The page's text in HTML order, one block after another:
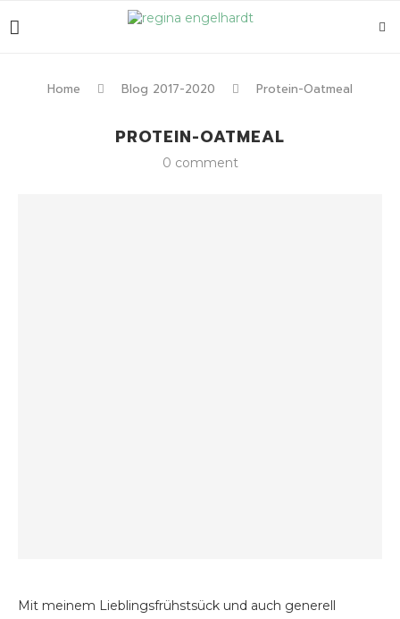
Home Blog 2017-2020 Protein-Oatmeal
PROTEIN-OATMEAL
0 comment
Mit meinem Lieblingsfrühstsück und auch generell